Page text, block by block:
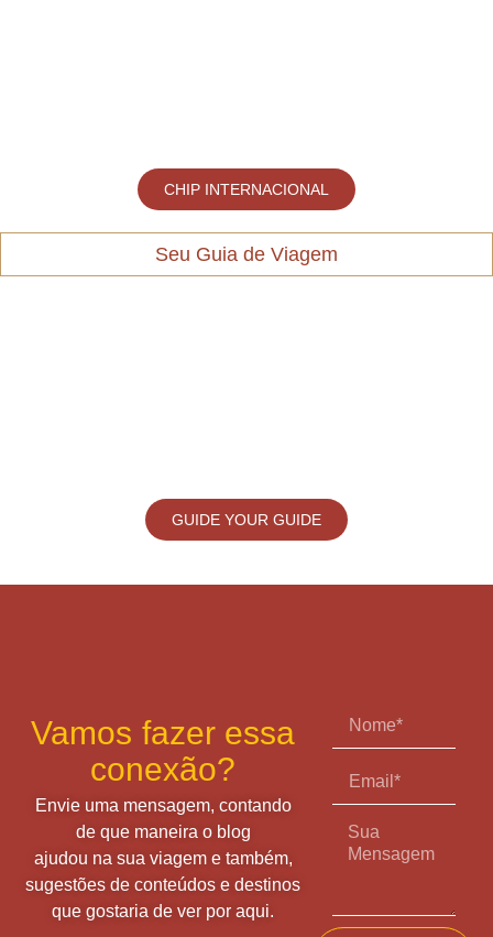
CHIP INTERNACIONAL
Seu Guia de Viagem
GUIDE YOUR GUIDE
Vamos fazer essa
conexão?
Envie uma mensagem, contando
de que maneira o blog
ajudou na sua viagem e também,
sugestões de conteúdos e destinos
que gostaria de ver por aqui.